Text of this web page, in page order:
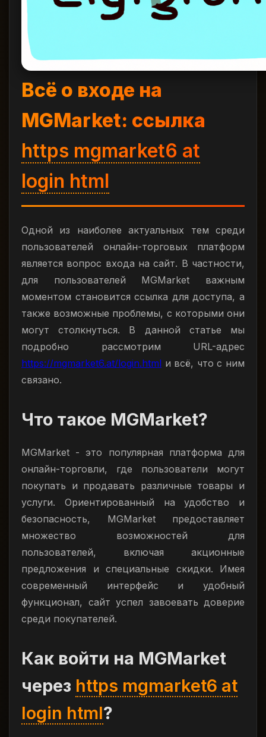
Всё о входе на
MGMarket: ссылка
https mgmarket6 at
login html
Одной из наиболее актуальных тем среди
пользователей онлайн-торговых платформ
является вопрос входа на сайт. В частности,
для пользователей MGMarket важным
моментом становится ссылка для доступа, а
также возможные проблемы, с которыми они
могут столкнуться. В данной статье мы
подробно рассмотрим URL-адрес
https://mgmarket6.at/login.html и всё, что с ним
связано.
Что такое MGMarket?
MGMarket - это популярная платформа для
онлайн-торговли, где пользователи могут
покупать и продавать различные товары и
услуги. Ориентированный на удобство и
безопасность, MGMarket предоставляет
множество возможностей для
пользователей, включая акционные
предложения и специальные скидки. Имея
современный интерфейс и удобный
функционал, сайт успел завоевать доверие
среди покупателей.
Как войти на MGMarket
через https mgmarket6 at
login html?